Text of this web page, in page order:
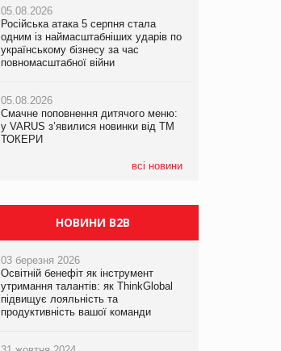
05.08.2026
Російська атака 5 серпня стала
одним із наймасштабніших ударів по
українському бізнесу за час
повномасштабної війни
05.08.2026
Смачне поповнення дитячого меню:
у VARUS з’явилися новинки від ТМ
ТОКЕРИ
всі новини
05.08.2026
Сергій Лісунов про заморожені
хлібобулочні вироби на
04.08.2026
Через атаку РФ у Дніпрі пошкоджено
склад шоколаду Millennium
рекламі екологічних продуктів
05.08.2026
AstraZeneca обговорює найбільшу
НОВИНИ B2B
03 березня 2026
Освітній бенефіт як інструмент
утримання талантів: як ThinkGlobal
підвищує лояльність та
продуктивність вашої команди